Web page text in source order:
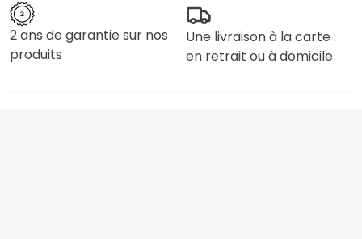
2 ans de garantie sur nos
produits
Une livraison à la carte :
en retrait ou à domicile